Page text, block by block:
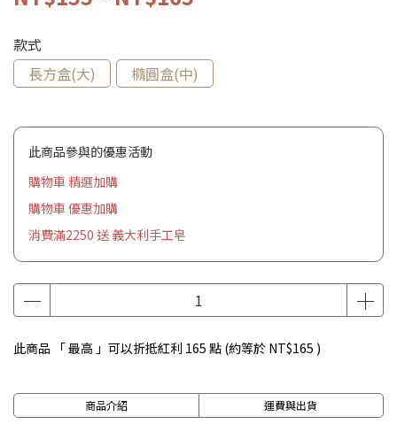
款式
長方盒(大)
橢圓盒(中)
此商品參與的優惠活動
購物車 精選加購
購物車 優惠加購
消費滿2250 送 義大利手工皂
此商品 「 最高 」可以折抵紅利 165 點 (約等於 NT$165 )
商品介紹 運費與出貨